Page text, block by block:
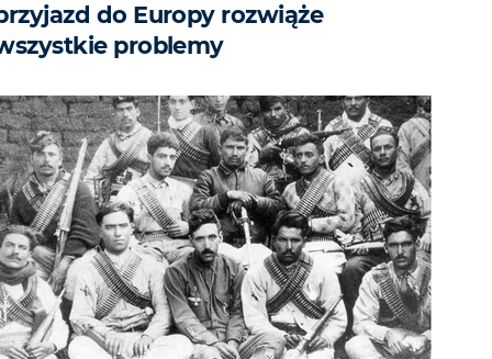
do Europy rozwiąże
problemy